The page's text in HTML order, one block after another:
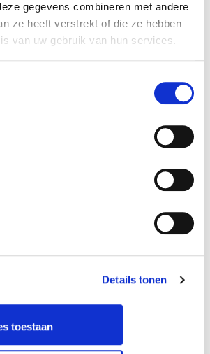
gegevens combineren met andere
ze heeft verstrekt of die ze hebben
van uw gebruik van hun services.
Details tonen
toestaan